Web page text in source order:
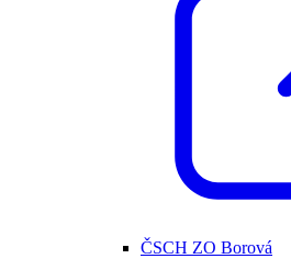
ČSCH ZO Borová